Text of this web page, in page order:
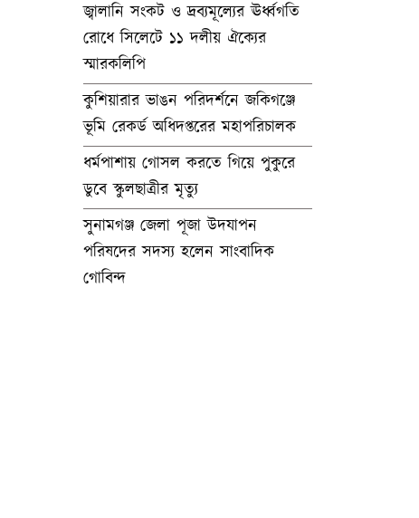
জ্বালানি সংকট ও দ্রব্যমূল্যের ঊর্ধ্বগতি
রোধে সিলেটে ১১ দলীয় ঐক্যের
স্মারকলিপি
কুশিয়ারার ভাঙন পরিদর্শনে জকিগঞ্জে
ভূমি রেকর্ড অধিদপ্তরের মহাপরিচালক
ধর্মপাশায় গোসল করতে গিয়ে পুকুরে
ডুবে স্কুলছাত্রীর মৃত্যু
সুনামগঞ্জ জেলা পূজা উদযাপন
পরিষদের সদস্য হলেন সাংবাদিক
গোবিন্দ